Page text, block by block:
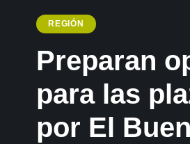
REGIÓN
Preparan
para las
por El